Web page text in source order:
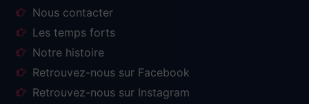
Nous contacter
Les temps forts
Notre histoire
Retrouvez-nous sur Facebook
Retrouvez-nous sur Instagram